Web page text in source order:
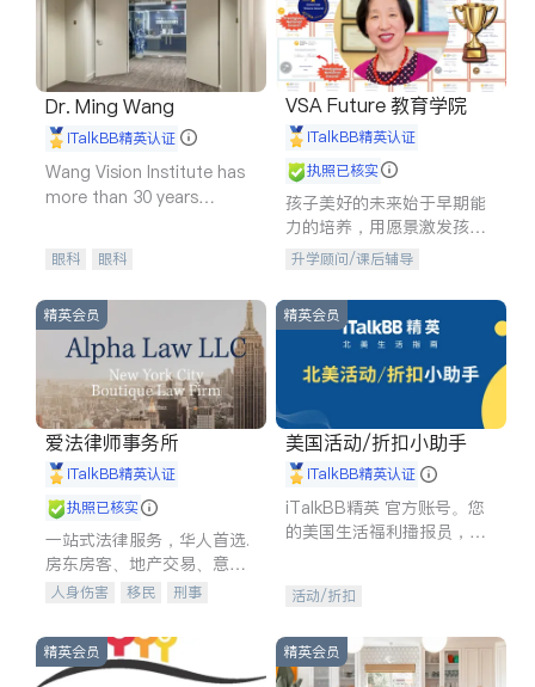
Dr. Ming Wang
iTalkBB精英认证
Wang Vision Institute has
more than 30 years
眼科 眼科
VSA Future 教育学院
iTalkBB精英认证
执照已核实
孩子美好的未来始于早期能
力的培养，用愿景激发孩子
的学习潜力和动力。理念：
拥有成长型心态是成功的基
石。
升学顾问/课后辅导
精英会员
爱法律师事务所
iTalkBB精英认证
执照已核实
一站式法律服务，华人首选.
房东房客、地产交易、意外
伤害、车祸重伤、商业诉
建筑合同、刑事案件全包办
人身伤害 移民
刑事
信托/遗嘱
商业
索赔
律师-其它 保释
精英会员
美国活动/折扣小助手
iTalkBB精英认证
iTalkBB精英 官方账号。您
的美国生活福利播报员，精
专属福利。
活动/折扣
精英会员 精英会员